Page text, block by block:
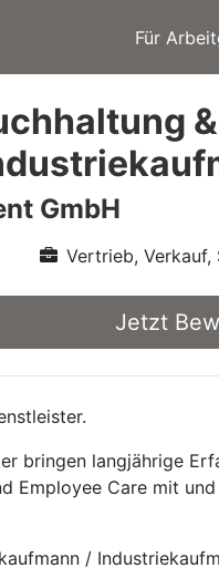
Für
GmbH
Vertrieb, Verkauf,
Jetzt
bringen langjährige
Employee Care mit
/